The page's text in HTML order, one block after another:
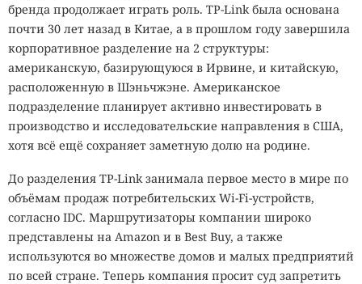
бренда продолжает играть роль. TP-Link была основана
почти 30 лет назад в Китае, а в прошлом году завершила
корпоративное разделение на 2 структуры:
американскую, базирующуюся в Ирвине, и китайскую,
расположенную в Шэньчжэне. Американское
подразделение планирует активно инвестировать в
производство и исследовательские направления в США,
хотя всё ещё сохраняет заметную долю на родине.
До разделения TP-Link занимала первое место в мире по
объёмам продаж потребительских Wi-Fi-устройств,
согласно IDC. Маршрутизаторы компании широко
представлены на Amazon и в Best Buy, а также
используются во множестве домов и малых предприятий
по всей стране. Теперь компания просит суд запретить